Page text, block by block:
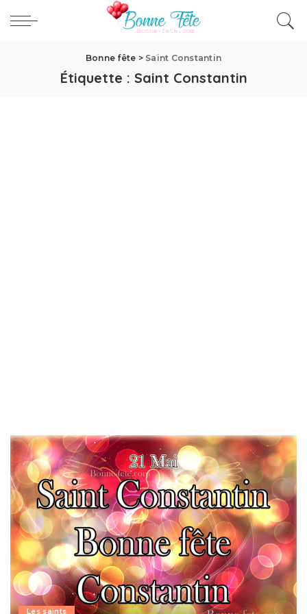
Bonne fête > Saint Constantin
Étiquette : Saint Constantin
Les saints